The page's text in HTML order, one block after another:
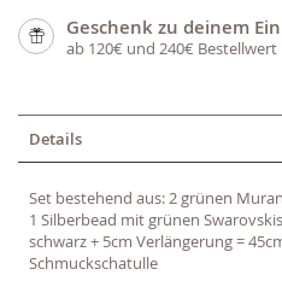
Geschenk zu deinem
ab 120€ und 240€ Bestellwert
Details
Set bestehend aus: 2 grünen
1 Silberbead mit grünen
schwarz + 5cm Verlängerung =
Schmuckschatulle